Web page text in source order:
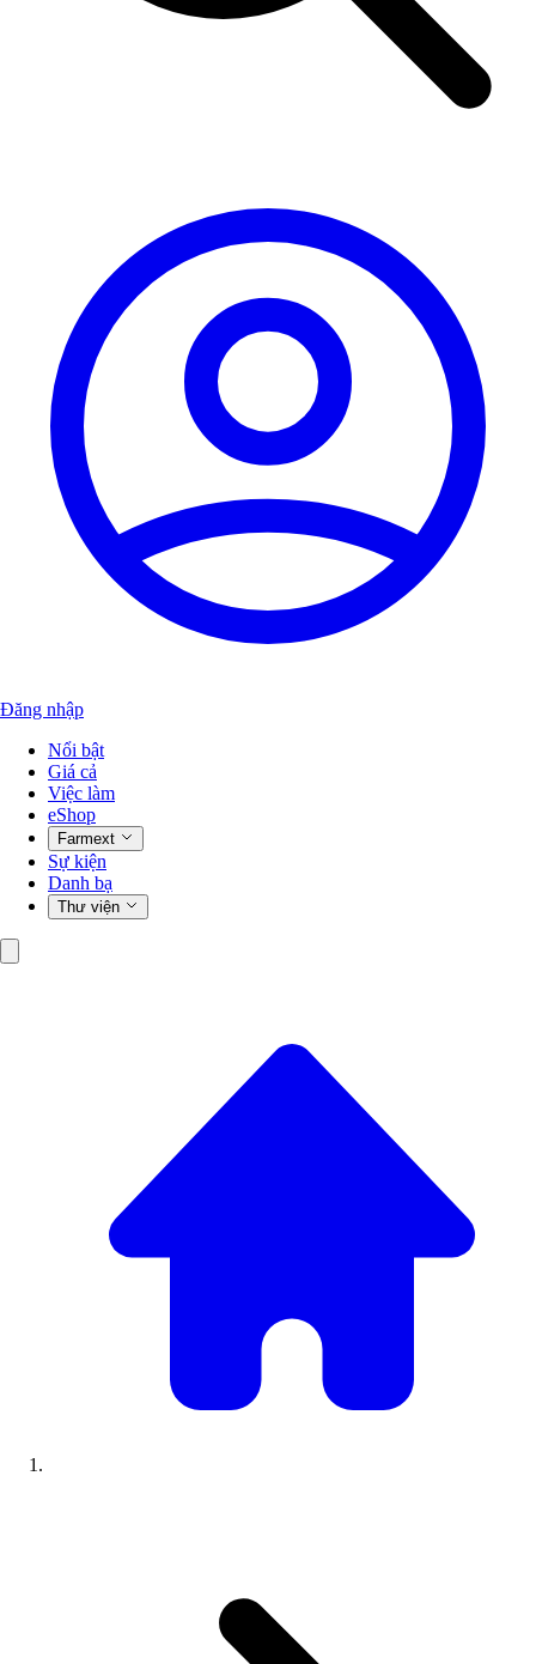
Đăng nhập
Nổi bật
Giá cả
Việc làm
eShop
Farmext
Sự kiện
Danh bạ
Thư viện